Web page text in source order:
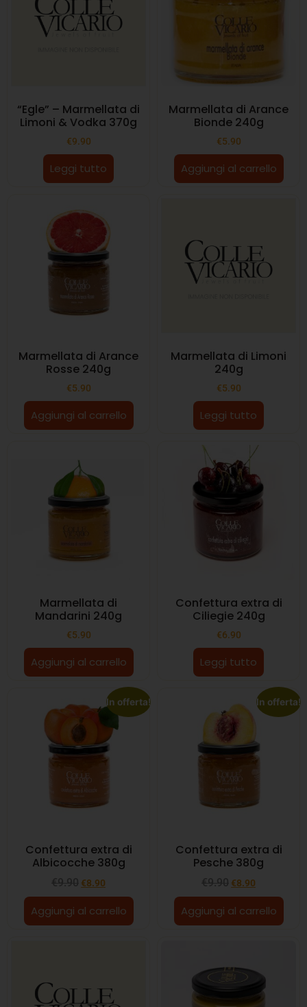
“Egle” – Marmellata di
Limoni & Vodka 370g
€9.90
Leggi tutto
Marmellata di Arance
Bionde 240g
€5.90
Aggiungi al carrello
Marmellata di Arance
Rosse 240g
€5.90
Aggiungi al carrello
Marmellata di Limoni
240g
€5.90
Leggi tutto
Marmellata di
Mandarini 240g
€5.90
Aggiungi al carrello
Confettura extra di
Ciliegie 240g
€6.90
Leggi tutto
In offerta!
Confettura extra di
Albicocche 380g
€8.90
Aggiungi al carrello
In offerta!
Confettura extra di
Pesche 380g
€8.90
Aggiungi al carrello